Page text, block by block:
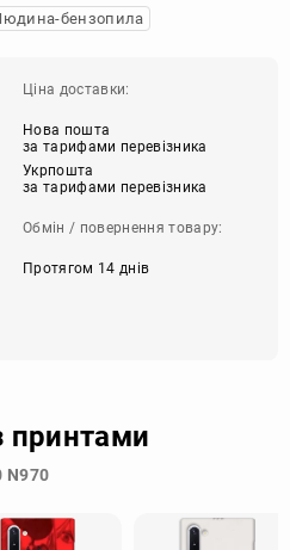
бензопила
Ціна доставки:
Нова пошта
за тарифами перевізника
Укрпошта
за тарифами перевізника
Обмін / повернення товару:
Протягом 14 днів
принтами
N970